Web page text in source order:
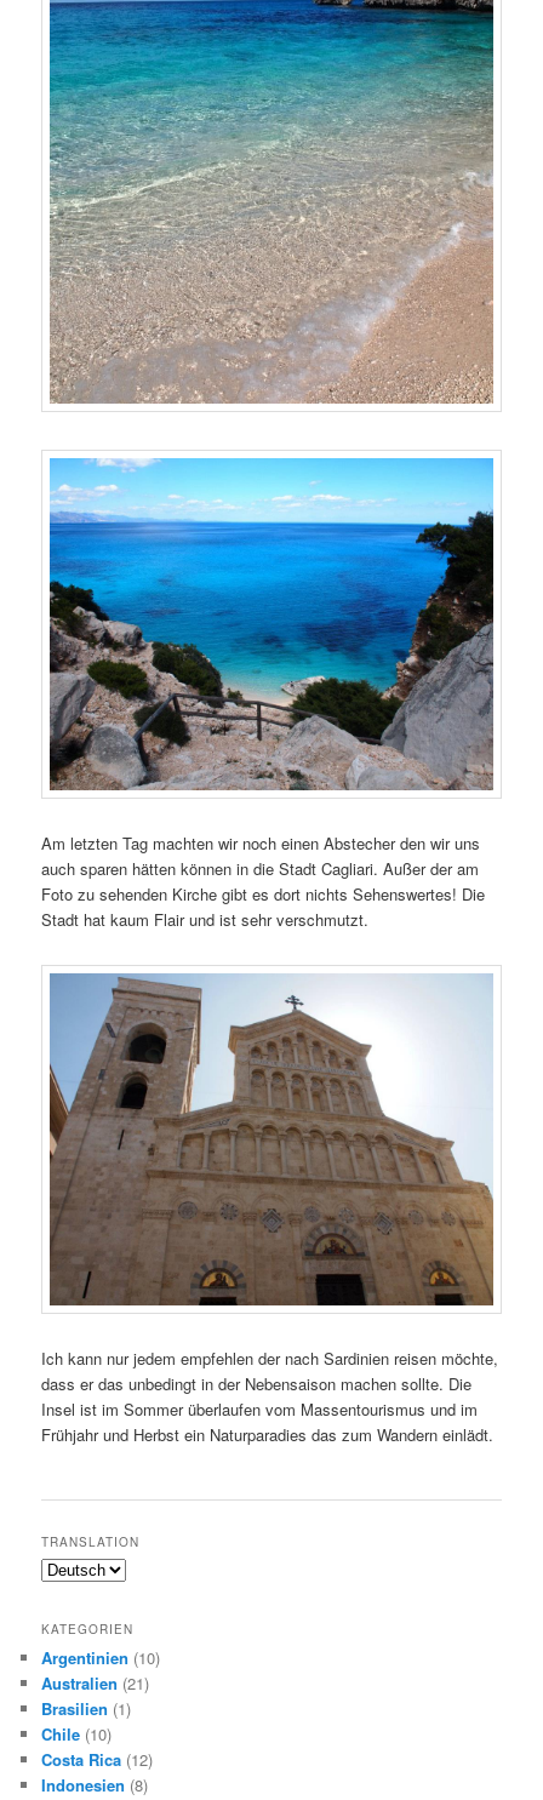
Am letzten Tag machten wir noch einen Abstecher den wir uns
auch sparen hätten können in die Stadt Cagliari. Außer der am
Foto zu sehenden Kirche gibt es dort nichts Sehenswertes! Die
Stadt hat kaum Flair und ist sehr verschmutzt.
Ich kann nur jedem empfehlen der nach Sardinien reisen möchte,
dass er das unbedingt in der Nebensaison machen sollte. Die
Insel ist im Sommer überlaufen vom Massentourismus und im
Frühjahr und Herbst ein Naturparadies das zum Wandern einlädt.
TRANSLATION
KATEGORIEN
Argentinien (10)
Australien (21)
Brasilien (1)
Chile (10)
Costa Rica (12)
Indonesien (8)